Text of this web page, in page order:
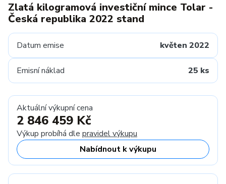
Zlatá kilogramová investiční mince Tolar -
Česká republika 2022 stand
Datum emise květen 2022
Emisní náklad 25 ks
Aktuální výkupní cena
2 846 459 Kč
Výkup probíhá dle pravidel výkupu
Nabídnout k výkupu